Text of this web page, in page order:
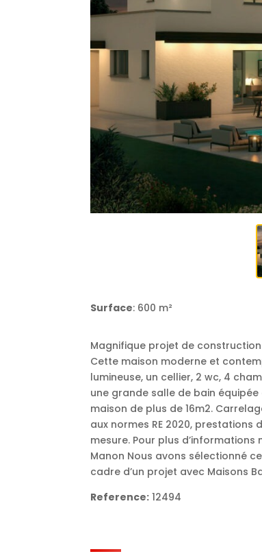
Surface: 600 m²
Magnifique projet de
Cette maison moderne et
lumineuse, un cellier, 2 wc, 4
une grande salle de bain
maison de plus de 16m2.
aux normes RE 2020,
mesure. Pour plus d’informations
Manon Nous avons sélectionné
cadre d’un projet avec Maisons
Reference: 12494